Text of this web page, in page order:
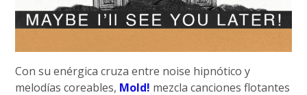
Con su enérgica cruza entre noise hipnótico y
melodías coreables, Mold! mezcla canciones flotantes